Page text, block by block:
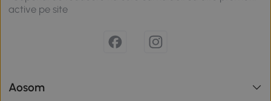
active pe site
Aosom